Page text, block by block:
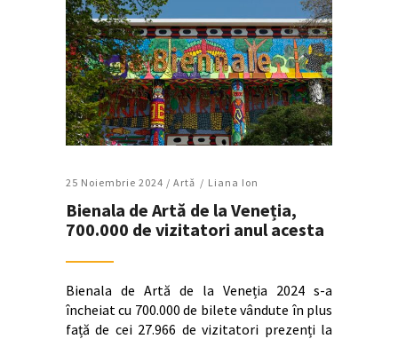
25 Noiembrie 2024 / Artǎ Liana Ion
Bienala de Artă de la Veneția,
700.000 de vizitatori anul acesta
Bienala de Artă de la Veneția 2024 s-a
încheiat cu 700.000 de bilete vândute în plus
față de cei 27.966 de vizitatori prezenți la